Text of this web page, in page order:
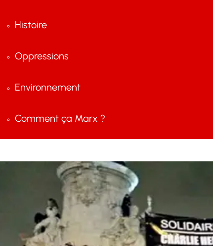
Histoire
Oppressions
Environnement
Comment ça Marx ?